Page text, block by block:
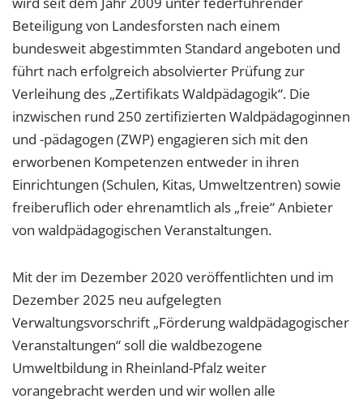
Beteiligung von Landesforsten nach einem
bundesweit abgestimmten Standard angeboten und
führt nach erfolgreich absolvierter Prüfung zur
Verleihung des „Zertifikats Waldpädagogik“. Die
inzwischen rund 250 zertifizierten Waldpädagoginnen
und -pädagogen (ZWP) engagieren sich mit den
erworbenen Kompetenzen entweder in ihren
Einrichtungen (Schulen, Kitas, Umweltzentren) sowie
freiberuflich oder ehrenamtlich als „freie“ Anbieter
von waldpädagogischen Veranstaltungen.
Mit der im Dezember 2020 veröffentlichten und im
Dezember 2025 neu aufgelegten
Verwaltungsvorschrift „Förderung waldpädagogischer
Veranstaltungen“ soll die waldbezogene
Umweltbildung in Rheinland-Pfalz weiter
vorangebracht werden und wir wollen alle